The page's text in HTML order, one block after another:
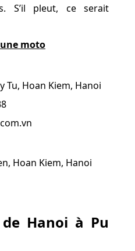
S’il pleut, ce serait
moto
Tu, Hoan Kiem, Hanoi
Hoan Kiem, Hanoi
Hanoi à Pu